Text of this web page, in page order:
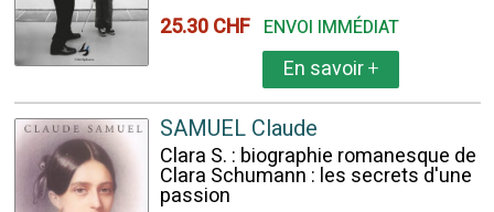
25.30 CHF ENVOI IMMÉDIAT
En savoir+
SAMUEL Claude
Clara S. : biographie romanesque de
Clara Schumann : les secrets d'une
passion